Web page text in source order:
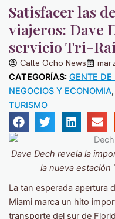
Satisfacer las
viajeros: Dave
servicio Tri-
Calle Ocho News
CATEGORÍAS: GENTE DE
NEGOCIOS Y ECONOMIA,
TURISMO
Dave Dech revela la
la nueva estación
La tan esperada apertura
Miami marca un hito
transporte del sur de